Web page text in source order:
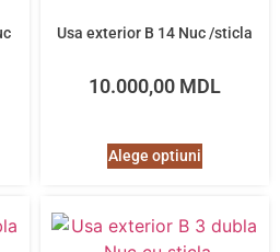
Usa exterior B 14 Nuc /sticla
10.000,00 MDL
Alege optiuni